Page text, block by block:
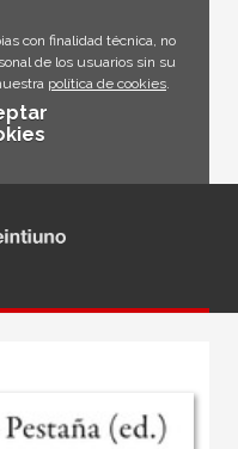
con finalidad técnica, no
de los usuarios sin su
política de cookies.